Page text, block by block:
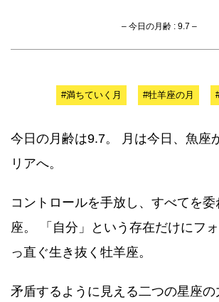
– 今日の月齢 : 9.7 –
#満ちていく月 #牡羊座の月
今日の月齢は9.7。 月は今日、魚座
リアへ。
コントロールを手放し、すべてを
座。 「自分」という存在だけにフ
っ直ぐ生き抜く牡羊座。
矛盾するように見える二つの星座の